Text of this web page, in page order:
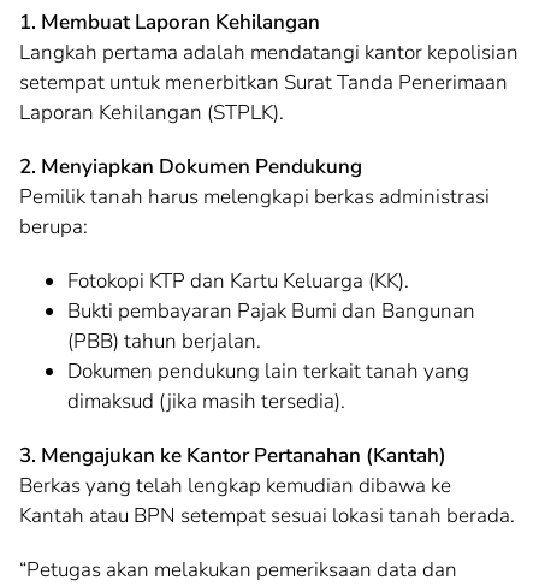
1. Membuat Laporan Kehilangan
Langkah pertama adalah mendatangi kantor kepolisian
setempat untuk menerbitkan Surat Tanda Penerimaan
Laporan Kehilangan (STPLK).
2. Menyiapkan Dokumen Pendukung
Pemilik tanah harus melengkapi berkas administrasi
berupa:
Fotokopi KTP dan Kartu Keluarga (KK).
Bukti pembayaran Pajak Bumi dan Bangunan
(PBB) tahun berjalan.
Dokumen pendukung lain terkait tanah yang
dimaksud (jika masih tersedia).
3. Mengajukan ke Kantor Pertanahan (Kantah)
Berkas yang telah lengkap kemudian dibawa ke
Kantah atau BPN setempat sesuai lokasi tanah berada.
“Petugas akan melakukan pemeriksaan data dan